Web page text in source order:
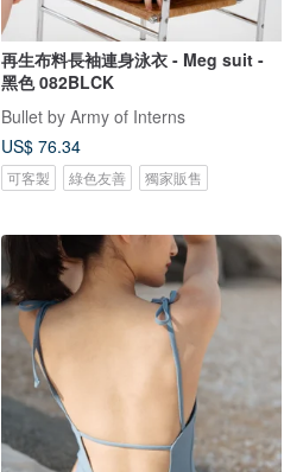
再生布料長袖連身泳衣 - Meg suit -
黑色 082BLCK
Bullet by Army of Interns
US$ 76.34
可客製 綠色友善 獨家販售